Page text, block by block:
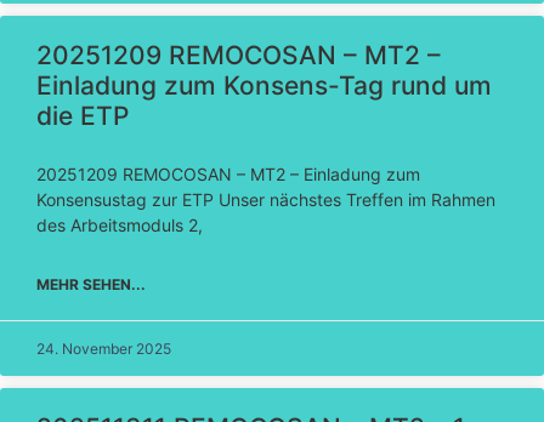
20251209 REMOCOSAN – MT2 –
Einladung zum Konsens-Tag rund um
die ETP
20251209 REMOCOSAN – MT2 – Einladung zum
Konsensustag zur ETP Unser nächstes Treffen im Rahmen
des Arbeitsmoduls 2,
MEHR SEHEN...
24. November 2025